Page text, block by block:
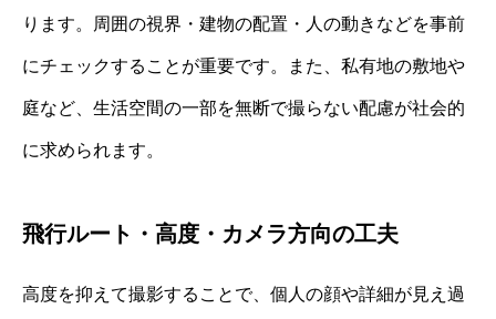
ります。周囲の視界・建物の配置・人の動きなどを事前
にチェックすることが重要です。また、私有地の敷地や
庭など、生活空間の一部を無断で撮らない配慮が社会的
に求められます。
飛行ルート・高度・カメラ方向の工夫
高度を抑えて撮影することで、個人の顔や詳細が見え過